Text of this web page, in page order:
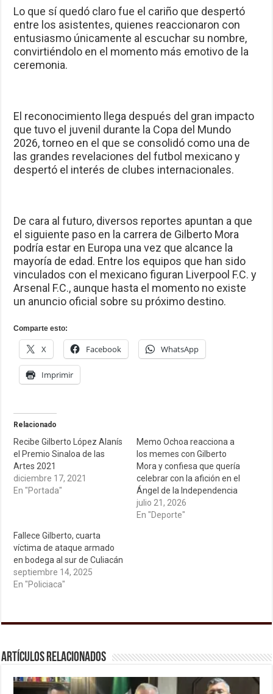
Lo que sí quedó claro fue el cariño que despertó
entre los asistentes, quienes reaccionaron con
entusiasmo únicamente al escuchar su nombre,
convirtiéndolo en el momento más emotivo de la
ceremonia.
El reconocimiento llega después del gran impacto
que tuvo el juvenil durante la Copa del Mundo
2026, torneo en el que se consolidó como una de
las grandes revelaciones del futbol mexicano y
despertó el interés de clubes internacionales.
De cara al futuro, diversos reportes apuntan a que
el siguiente paso en la carrera de Gilberto Mora
podría estar en Europa una vez que alcance la
mayoría de edad. Entre los equipos que han sido
vinculados con el mexicano figuran Liverpool F.C. y
Arsenal F.C., aunque hasta el momento no existe
un anuncio oficial sobre su próximo destino.
Comparte esto:
X Facebook WhatsApp
Imprimir
Relacionado
Recibe Gilberto López Alanís
el Premio Sinaloa de las
Artes 2021
diciembre 17, 2021
En "Portada"
Memo Ochoa reacciona a
los memes con Gilberto
Mora y confiesa que quería
celebrar con la afición en el
Ángel de la Independencia
julio 21, 2026
En "Deporte"
Fallece Gilberto, cuarta
víctima de ataque armado
en bodega al sur de Culiacán
septiembre 14, 2025
En "Policiaca"
Artículos relacionados